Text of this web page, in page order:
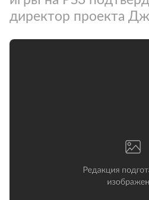
директор проекта